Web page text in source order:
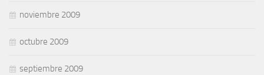
noviembre 2009
octubre 2009
septiembre 2009